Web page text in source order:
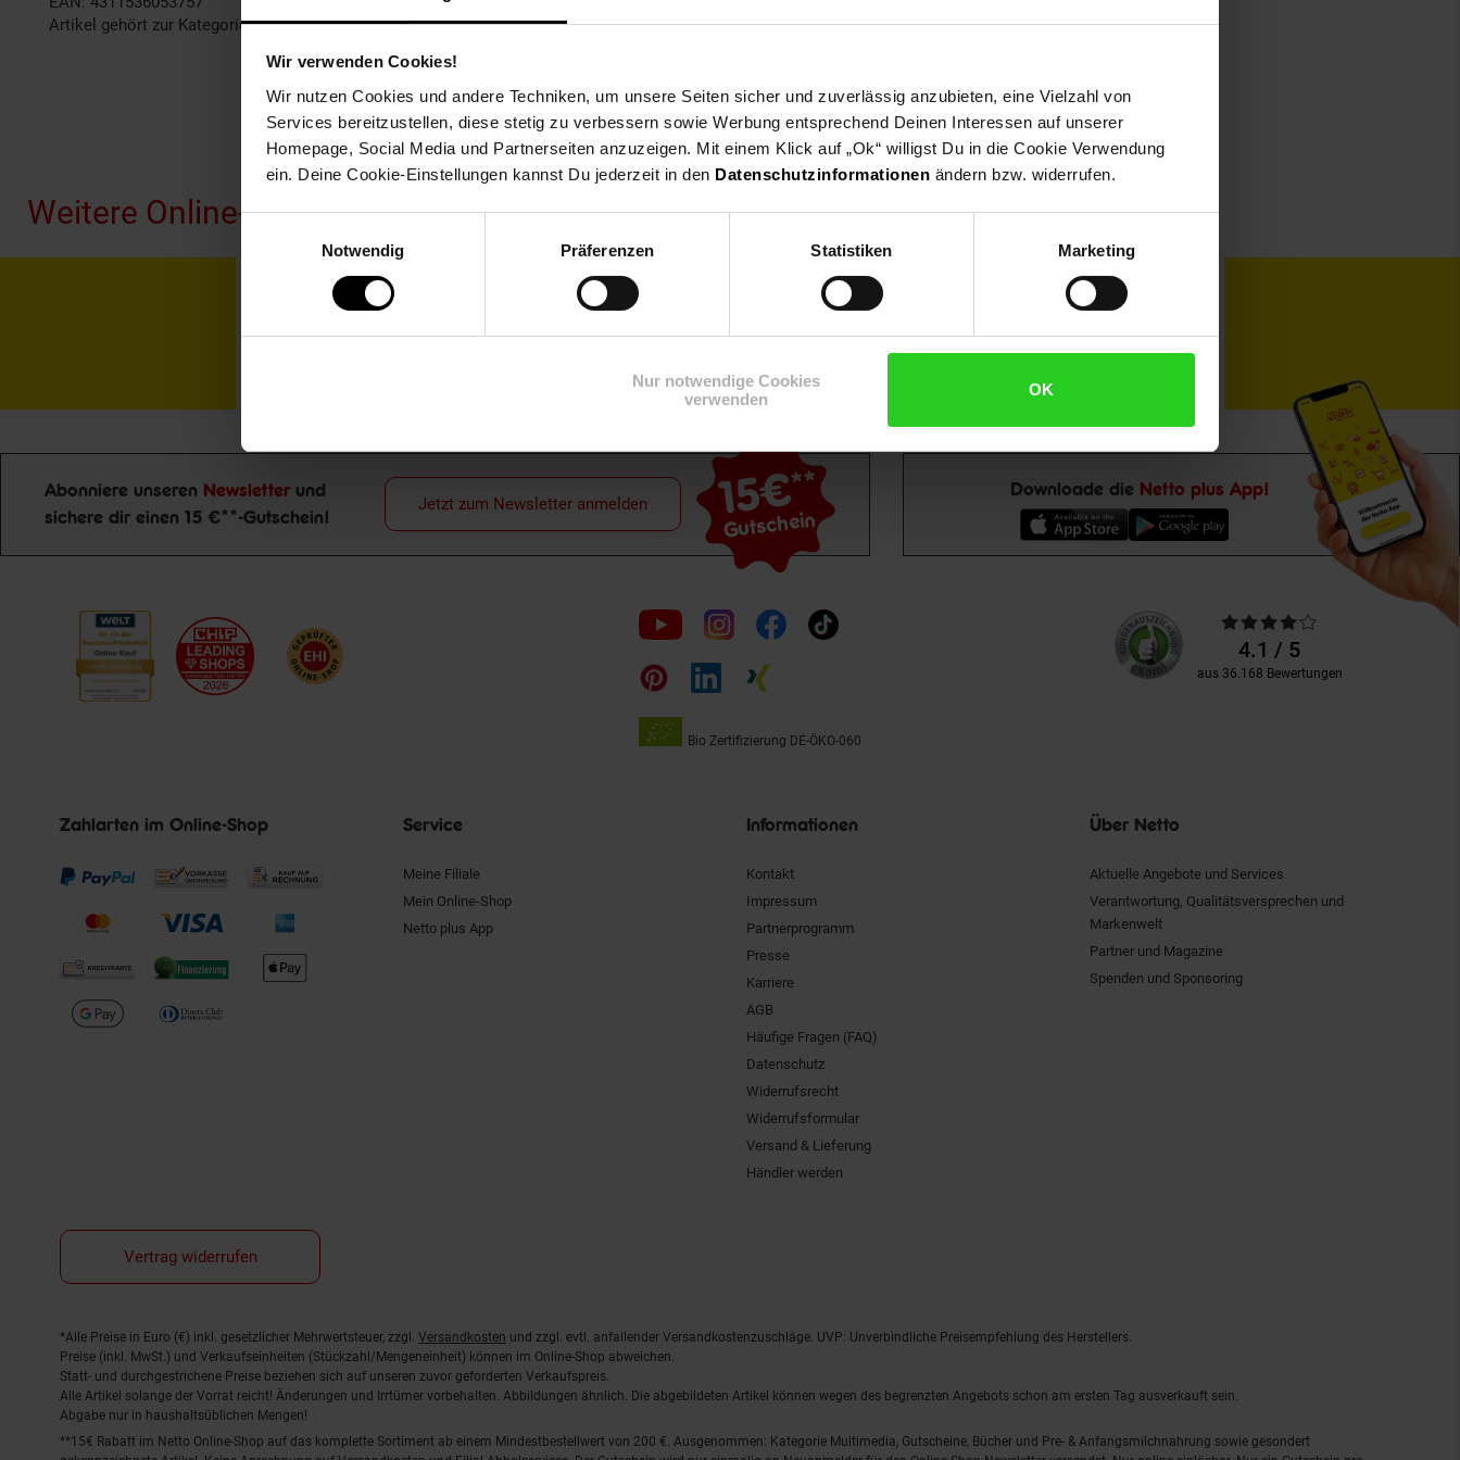
Wir verwenden Cookies!
Wir nutzen Cookies und andere Techniken, um unsere Seiten sicher und zuverlässig anzubieten, eine Vielzahl von
Services bereitzustellen, diese stetig zu verbessern sowie Werbung entsprechend Deinen Interessen auf unserer
Homepage, Social Media und Partnerseiten anzuzeigen. Mit einem Klick auf „Ok“ willigst Du in die Cookie Verwendung
ein. Deine Cookie-Einstellungen kannst Du jederzeit in den Datenschutzinformationen ändern bzw. widerrufen.
Notwendig
Präferenzen Statistiken Marketing
Nur notwendige Cookies
verwenden
OK
Artikel gehört zur Kategorie:Haushalt
Weitere Online-Angebote
Netto Reisen Weinwelt Rezeptwelt Karriere
Newsletter Anmeldung
Abonniere unseren Newsletter und
sichere dir einen 15 €**-Gutschein!
15€**
Gutschein
Jetzt zum Newsletter anmelden
Downloade die Netto plus App!
Folge
uns
auf
Bio Zertifizierung DE-ÖKO-060
Unsere
Kundenbewertungen
Durchschnittliche
Bewertungen4.1 / 5
aus 36.168 Bewertungen
Zahlarten im Online-Shop Service
Meine Filiale
Mein Online-Shop
Netto plus App
Informationen
Kontakt
Impressum
Partnerprogramm
Presse
Karriere
AGB
Häufige Fragen (FAQ)
Datenschutz
Widerrufsrecht
Widerrufsformular
Versand & Lieferung
Händler werden
Über Netto
Aktuelle Angebote und Services
Verantwortung, Qualitätsversprechen und
Markenwelt
Partner und Magazine
Spenden und Sponsoring
Vertrag widerrufen
Fußnoten
*Alle Preise in Euro (€) inkl. gesetzlicher Mehrwertsteuer, zzgl. Versandkosten und zzgl. evtl. anfallender Versandkostenzuschläge. UVP: Unverbindliche Preisempfehlung des Herstellers.
Preise (inkl. MwSt.) und Verkaufseinheiten (Stückzahl/Mengeneinheit) können im Online-Shop abweichen.
Statt- und durchgestrichene Preise beziehen sich auf unseren zuvor geforderten Verkaufspreis.
Alle Artikel solange der Vorrat reicht! Änderungen und Irrtümer vorbehalten. Abbildungen ähnlich. Die abgebildeten Artikel können wegen des begrenzten Angebots schon am ersten Tag ausverkauft sein.
Abgabe nur in haushaltsüblichen Mengen!
**15€ Rabatt im Netto Online-Shop auf das komplette Sortiment ab einem Mindestbestellwert von 200 €. Ausgenommen: Kategorie Multimedia, Gutscheine, Bücher und Pre- & Anfangsmilchnahrung sowie gesondert